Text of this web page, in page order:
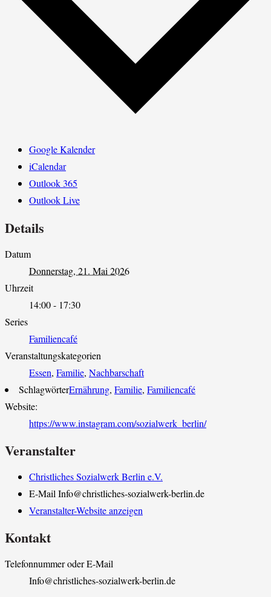
Google Kalender
iCalendar
Outlook 365
Outlook Live
Details
Datum
Donnerstag, 21. Mai 2026
Uhrzeit
14:00 - 17:30
Series
Familiencafé
Veranstaltungskategorien
Essen, Familie, Nachbarschaft
SchlagwörterErnährung, Familie, Familiencafé
Website:
https://www.instagram.com/sozialwerk_berlin/
Veranstalter
Christliches Sozialwerk Berlin e.V.
E-Mail Info@christliches-sozialwerk-berlin.de
Veranstalter-Website anzeigen
Kontakt
Telefonnummer oder E-Mail
Info@christliches-sozialwerk-berlin.de